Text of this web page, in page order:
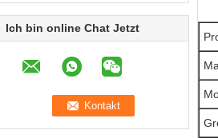
Ich bin online Chat Jetzt